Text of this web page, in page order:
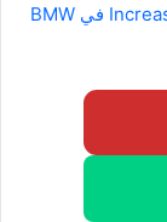
ظهور رسالة Increased Battery Discharge في BMW